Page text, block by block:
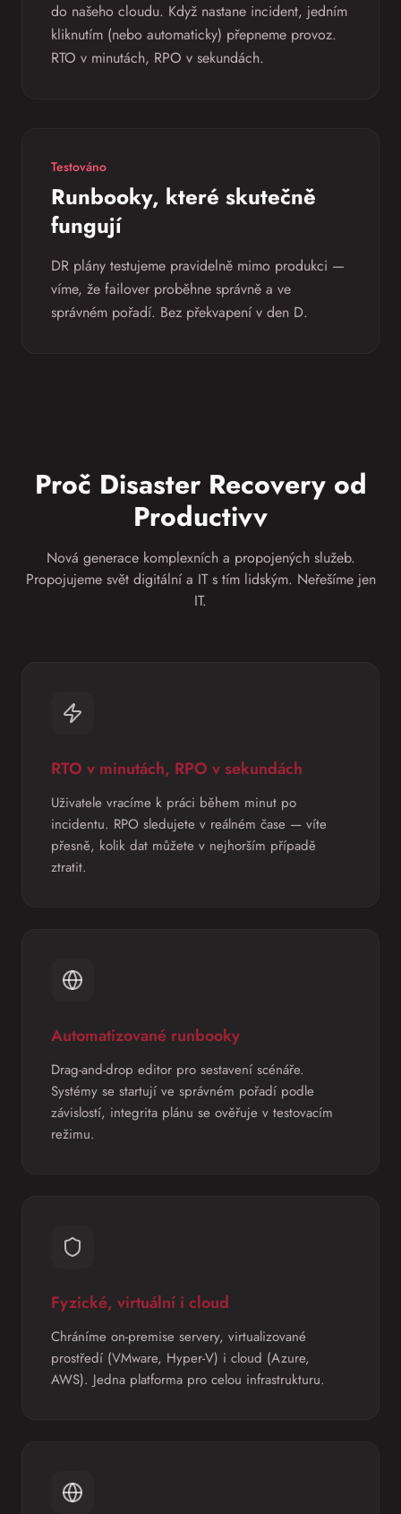
do našeho cloudu. Když nastane incident, jedním
kliknutím (nebo automaticky) přepneme provoz.
RTO v minutách, RPO v sekundách.
Testováno
Runbooky, které skutečně
fungují
DR plány testujeme pravidelně mimo produkci —
víme, že failover proběhne správně a ve
správném pořadí. Bez překvapení v den D.
Proč Disaster Recovery od
Productivv
Nová generace komplexních a propojených služeb.
Propojujeme svět digitální a IT s tím lidským. Neřešíme jen
IT.
RTO v minutách, RPO v sekundách
Uživatele vracíme k práci během minut po
incidentu. RPO sledujete v reálném čase — víte
přesně, kolik dat můžete v nejhorším případě
ztratit.
Automatizované runbooky
Drag-and-drop editor pro sestavení scénáře.
Systémy se startují ve správném pořadí podle
závislostí, integrita plánu se ověřuje v testovacím
režimu.
Fyzické, virtuální i cloud
Chráníme on-premise servery, virtualizované
prostředí (VMware, Hyper-V) i cloud (Azure,
AWS). Jedna platforma pro celou infrastrukturu.